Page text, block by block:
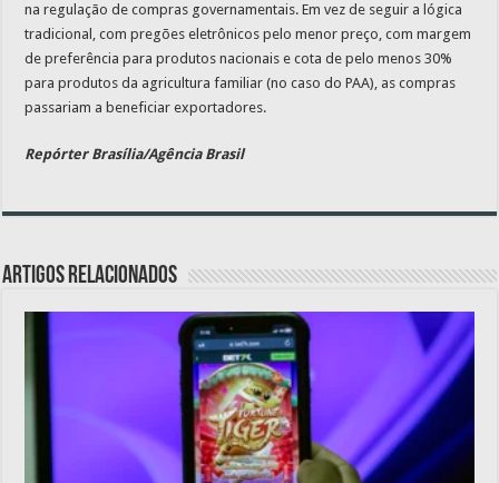
na regulação de compras governamentais. Em vez de seguir a lógica
tradicional, com pregões eletrônicos pelo menor preço, com margem
de preferência para produtos nacionais e cota de pelo menos 30%
para produtos da agricultura familiar (no caso do PAA), as compras
passariam a beneficiar exportadores.
Repórter Brasília/Agência Brasil
Artigos relacionados